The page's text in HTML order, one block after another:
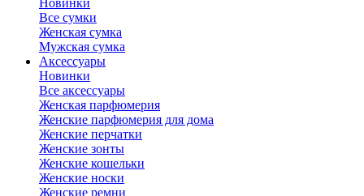
Новинки
Все сумки
Женская сумка
Мужская сумка
Аксессуары
Новинки
Все аксессуары
Женская парфюмерия
Женские парфюмерия для дома
Женские перчатки
Женские зонты
Женские кошельки
Женские носки
Женские ремни